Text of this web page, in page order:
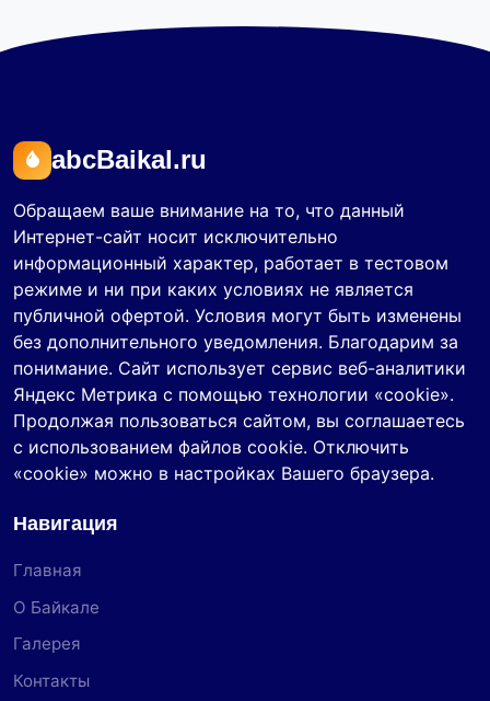
abcBaikal.ru
Обращаем ваше внимание на то, что данный
Интернет-сайт носит исключительно
информационный характер, работает в тестовом
режиме и ни при каких условиях не является
публичной офертой. Условия могут быть изменены
без дополнительного уведомления. Благодарим за
понимание. Сайт использует сервис веб-аналитики
Яндекс Метрика с помощью технологии «cookie».
Продолжая пользоваться сайтом, вы соглашаетесь
с использованием файлов cookie. Отключить
«cookie» можно в настройках Вашего браузера.
Навигация
Главная
О Байкале
Галерея
Контакты